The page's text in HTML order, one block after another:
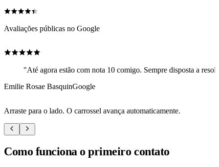
Avaliações públicas no Google
"Até agora estão com nota 10 comigo. Sempre disposta a
Emilie Rosae BasquinGoogle
Arraste para o lado. O carrossel avança automaticamente.
Como funciona o primeiro contato